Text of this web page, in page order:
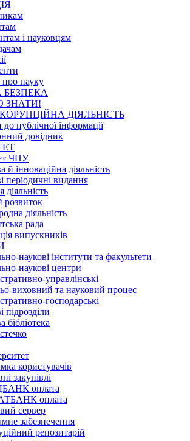
і науковцям
про науку
ЗНАТИ!
ДІЯЛЬНІСТЬ
публічної інформації
довідник
ЧНУ
й інноваційна діяльність
періодичні видання
діяльність
розвиток
діяльність
рада
випускників
наукові інститути та факультети
наукові центри
управлінські
виховний та науковий процес
господарські
підрозділи
бібліотека
користувачів
закупівлі
оплата
оплата
сервер
забезпечення
репозитарій